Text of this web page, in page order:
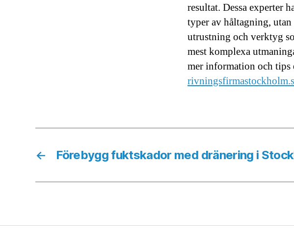
resultat. Dessa experter
typer av håltagning,
utrustning och verktyg
mest komplexa
mer information och
← Förebygg fuktskador med dränering i